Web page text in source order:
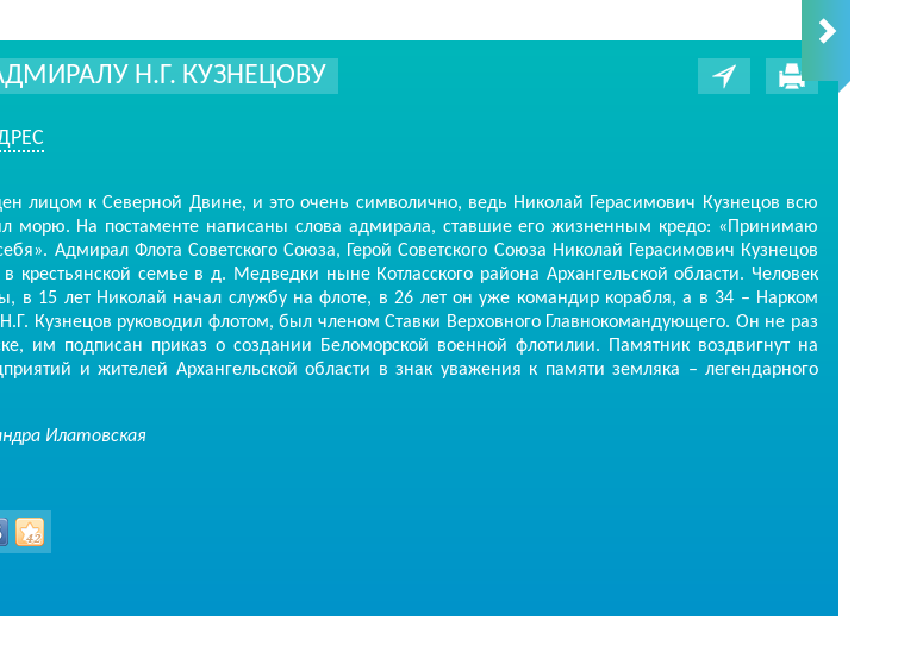
Н.Г. КУЗНЕЦОВУ
к Северной Двине, и это очень символично, ведь Николай Герасимович Кузнецов всю
морю. На постаменте написаны слова адмирала, ставшие его жизненным кредо: «Принимаю
Адмирал Флота Советского Союза, Герой Советского Союза Николай Герасимович Кузнецов
крестьянской семье в д. Медведки ныне Котласского района Архангельской области. Человек
в 15 лет Николай начал службу на флоте, в 26 лет он уже командир корабля, а в 34 – Нарком
Кузнецов руководил флотом, был членом Ставки Верховного Главнокомандующего. Он не раз
им подписан приказ о создании Беломорской военной флотилии. Памятник воздвигнут на
и жителей Архангельской области в знак уважения к памяти земляка – легендарного
Илатовская